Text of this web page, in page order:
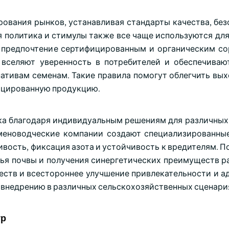
рынков, устанавливая стандарты качества,
и стимулы также все чаще используются
сертифицированным и органическим
уверенность в потребителей и
семенам. Такие правила помогут облегчить
продукцию.
индивидуальным решениям для
компании создают
фиксация азота и устойчивость к вредителям.
почвы и получения синергетических преимуществ
и всестороннее улучшение привлекательности и
в различных сельскохозяйственных